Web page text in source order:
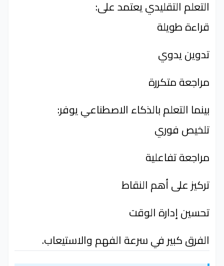
التعلم التقليدي يعتمد على:
قراءة طويلة
تدوين يدوي
مراجعة متكررة
بينما التعلم بالذكاء الاصطناعي يوفر:
تلخيص فوري
مراجعة تفاعلية
تركيز على أهم النقاط
تحسين إدارة الوقت
الفرق كبير في سرعة الفهم والاستيعاب.